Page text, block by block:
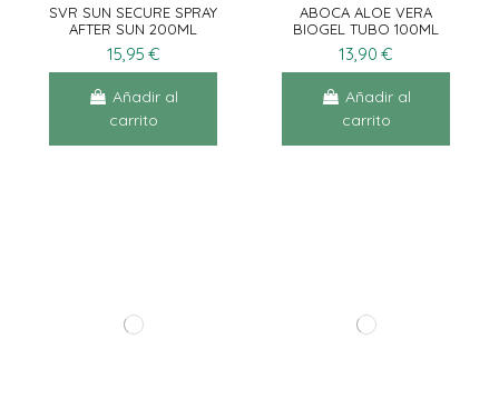
SVR SUN SECURE SPRAY
AFTER SUN 200ML
15,95 €
Añadir al
carrito
ABOCA ALOE VERA
BIOGEL TUBO 100ML
13,90 €
Añadir al
carrito